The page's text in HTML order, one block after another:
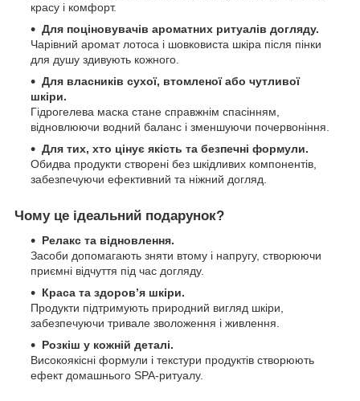
красу і комфорт.
Для поціновувачів ароматних ритуалів догляду.
Чарівний аромат лотоса і шовковиста шкіра після пінки
для душу здивують кожного.
Для власників сухої, втомленої або чутливої
шкіри.
Гідрогелева маска стане справжнім спасінням,
відновлюючи водний баланс і зменшуючи почервоніння.
Для тих, хто цінує якість та безпечні формули.
Обидва продукти створені без шкідливих компонентів,
забезпечуючи ефективний та ніжний догляд.
Чому це ідеальний подарунок?
Релакс та відновлення.
Засоби допомагають зняти втому і напругу, створюючи
приємні відчуття під час догляду.
Краса та здоров’я шкіри.
Продукти підтримують природний вигляд шкіри,
забезпечуючи тривале зволоження і живлення.
Розкіш у кожній деталі.
Високоякісні формули і текстури продуктів створюють
ефект домашнього SPA-ритуалу.